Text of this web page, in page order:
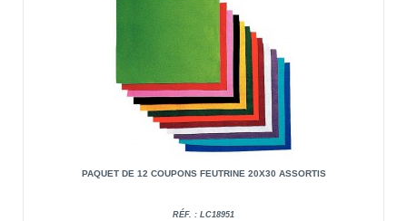
PAQUET DE 12 COUPONS FEUTRINE 20X30 ASSORTIS
RÉF. : LC18951